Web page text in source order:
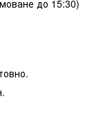
до 15:30)